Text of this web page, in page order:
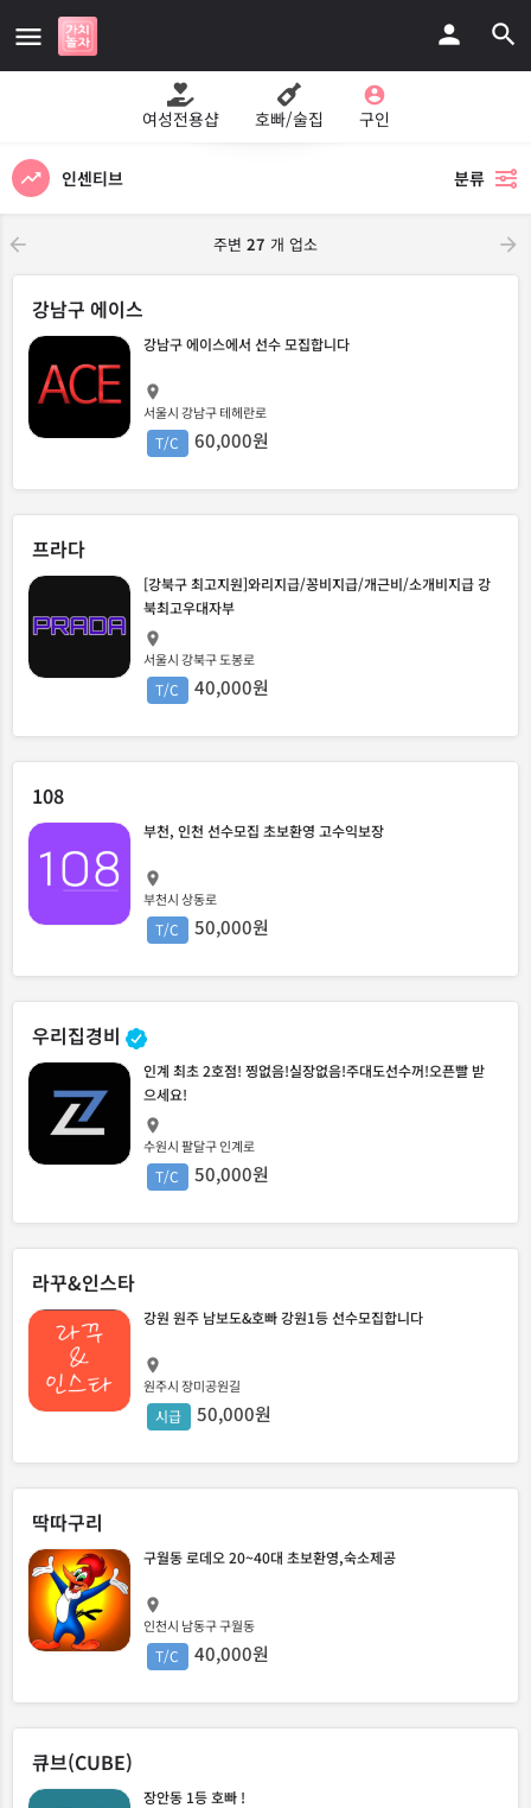
여성전용샵 호빠/술집 구인
인센티브 분류
주변 27 개 업소
강남구 에이스
강남구 에이스에서 선수 모집합니다
서울시 강남구 테헤란로
T/C 60,000원
프라다
[강북구 최고지원]와리지급/꽁비지급/개근비/소개비지급 강
북최고우대자부
서울시 강북구 도봉로
T/C 40,000원
108
부천, 인천 선수모집 초보환영 고수익보장
부천시 상동로
T/C 50,000원
우리집경비
인계 최초 2호점! 찡없음!실장없음!주대도선수꺼!오픈빨 받
으세요!
수원시 팔달구 인계로
T/C 50,000원
라꾸&인스타
강원 원주 남보도&호빠 강원1등 선수모집합니다
원주시 장미공원길
시급 50,000원
딱따구리
구월동 로데오 20~40대 초보환영,숙소제공
인천시 남동구 구월동
T/C 40,000원
큐브(CUBE)
장안동 1등 호빠 !
지도보기